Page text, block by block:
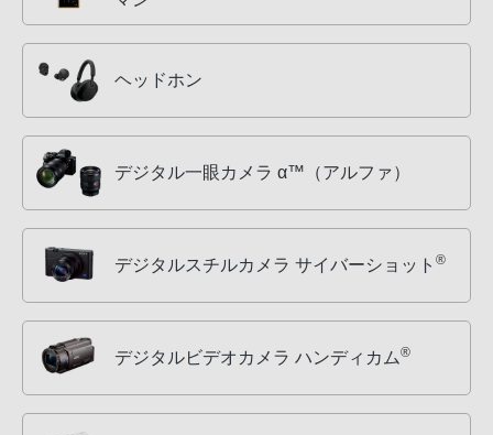
ヘッドホン
デジタル一眼カメラ α™（アルファ）
デジタルスチルカメラ サイバーショット ®
デジタルビデオカメラ ハンディカム®